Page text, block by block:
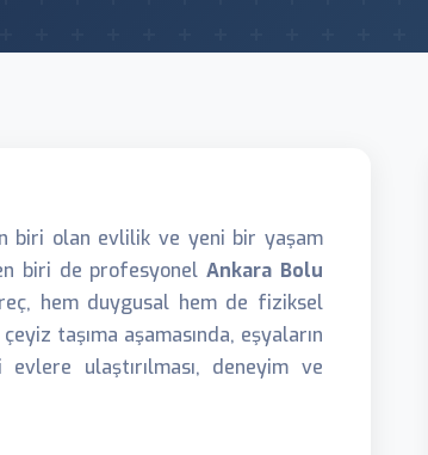
biri olan evlilik ve yeni bir yaşam
biri de profesyonel Ankara Bolu
hem duygusal hem de fiziksel
taşıma aşamasında, eşyaların
ulaştırılması, deneyim ve